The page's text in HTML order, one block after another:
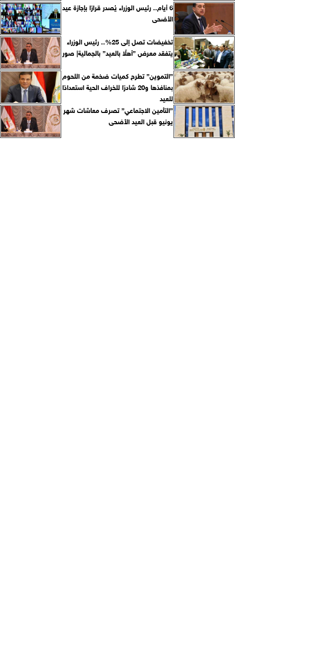
6 أيام.. رئيس الوزراء يُصدر قرارًا بإجازة عيد
الأضحى
تخفيضات تصل إلى 25%.. رئيس الوزراء
يتفقد معرض ”أهلًا بالعيد” بالجمالية| صور
”التموين” تطرح كميات ضخمة من اللحوم
بمنافذها و20 شادرًا للخراف الحية استعدادًا
للعيد
”التأمين الاجتماعي” تصرف معاشات شهر
يونيو قبل العيد الأضحى